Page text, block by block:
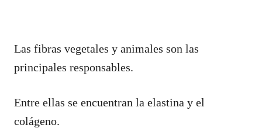
Las fibras vegetales y animales son las
principales responsables.
Entre ellas se encuentran la elastina y el
colágeno.